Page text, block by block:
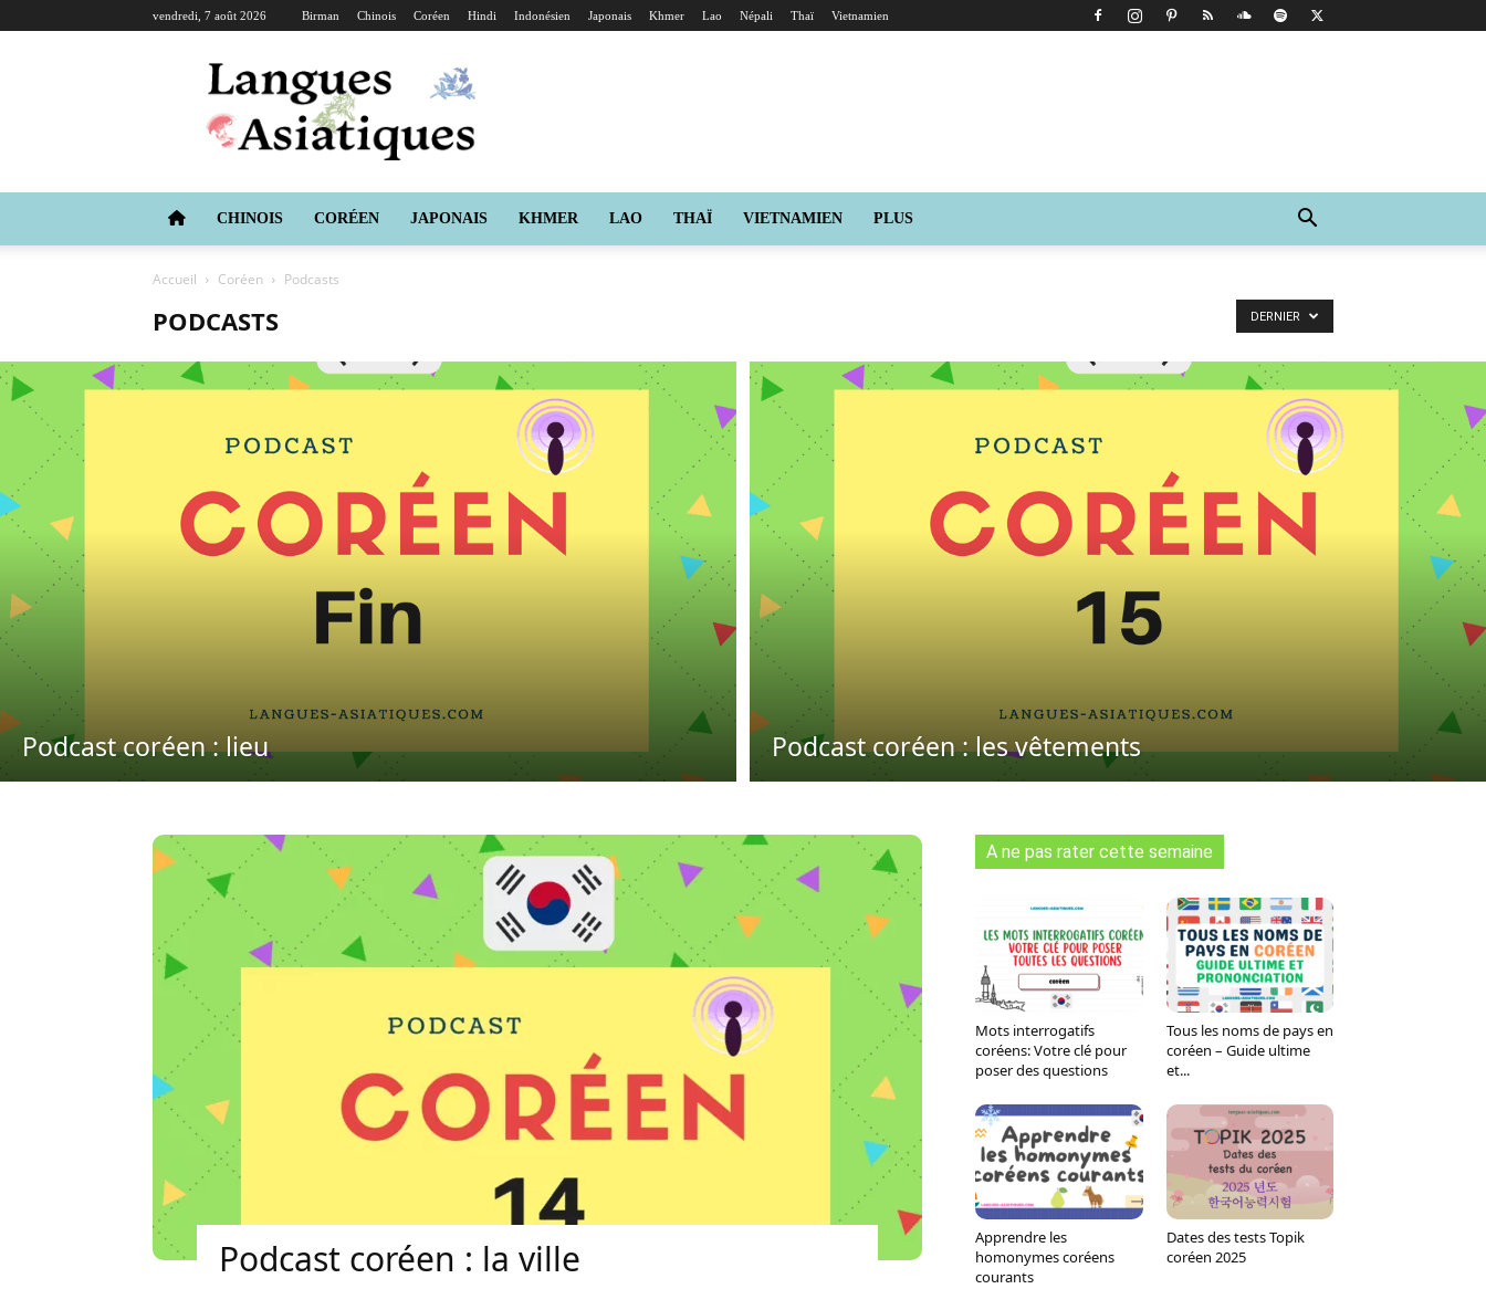
vendredi, 7 août 2026 Birman Chinois Coréen Hindi Indonésien Japonais Khmer Lao Népali Thaï Vietnamien
Langues
Asiatiques
CHINOIS CORÉEN JAPONAIS KHMER LAO THAÏ VIETNAMIEN PLUS
Accueil Coréen Podcasts
PODCASTS DERNIER
Podcast coréen : lieu Podcast coréen : les vêtements
Podcast coréen : la ville
A ne pas rater cette semaine
Mots interrogatifs
coréens: Votre clé pour
poser des questions
Tous les noms de pays en
coréen – Guide ultime
et...
Apprendre les
homonymes coréens
courants
Dates des tests Topik
coréen 2025